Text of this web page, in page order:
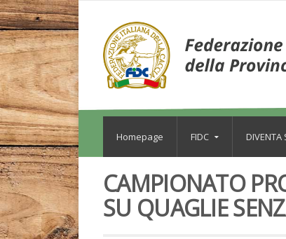
Homepage FIDC DIVENTA
CAMPIONATO
SU QUAGLIE